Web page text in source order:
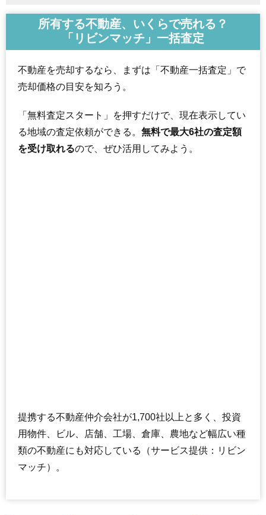
所有する不動産、いくらで売れる？
「リビンマッチ」一括査定
不動産を売却するなら、まずは「不動産一括査定」で
売却価格の目安を知ろう。
「無料査定スタート」を押すだけで、現在表示してい
る地域の査定依頼ができる。 無料で最大6社の査定額
を受け取れるので、ぜひ活用してみよう。
提携する不動産仲介会社が1,700社以上と多く、投資
用物件、ビル、店舗、工場、倉庫、農地など幅広い種
類の不動産にも対応している（サービス提供：リビン
マッチ）。